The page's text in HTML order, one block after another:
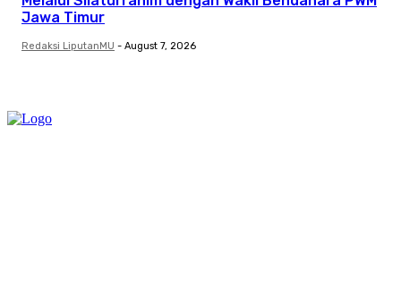
Jawa Timur
Redaksi LiputanMU - August 7, 2026